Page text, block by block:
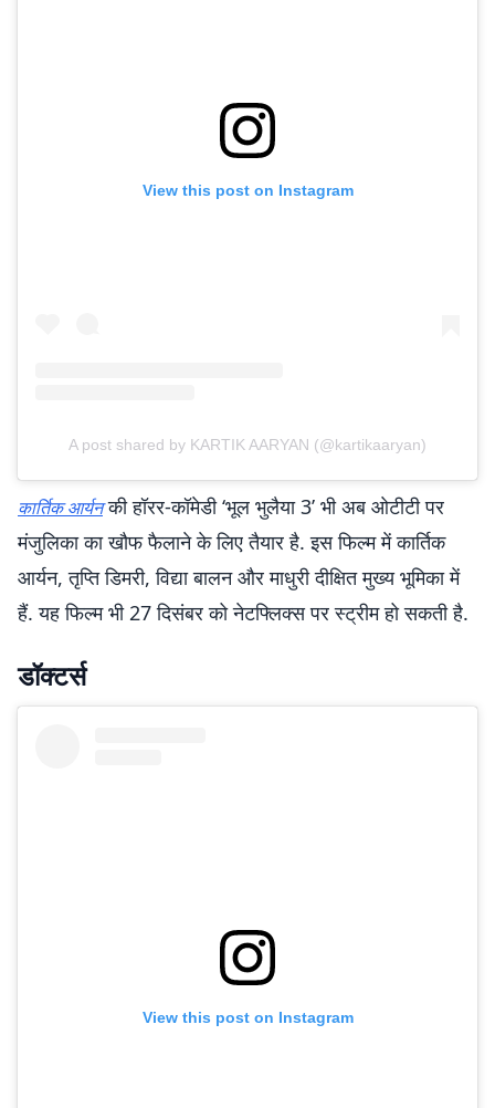
View this post on Instagram
A post shared by KARTIK AARYAN (@kartikaaryan)
कार्तिक आर्यनकी हॉरर-कॉमेडी ‘भूल भुलैया 3’ भी अब ओटीटी पर
मंजुलिका का खौफ फैलाने के लिए तैयार है. इस फिल्म में कार्तिक
आर्यन, तृप्ति डिमरी, विद्या बालन और माधुरी दीक्षित मुख्य भूमिका में
हैं. यह फिल्म भी 27 दिसंबर को नेटफ्लिक्स पर स्ट्रीम हो सकती है.
डॉक्टर्स
View this post on Instagram